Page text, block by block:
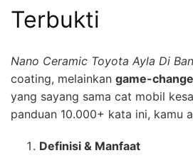
Terbukti
Nano Ceramic Toyota Ayla Di
coating, melainkan game-
yang sayang sama cat mobil
panduan 10.000+ kata ini, kamu
Definisi & Manfaat